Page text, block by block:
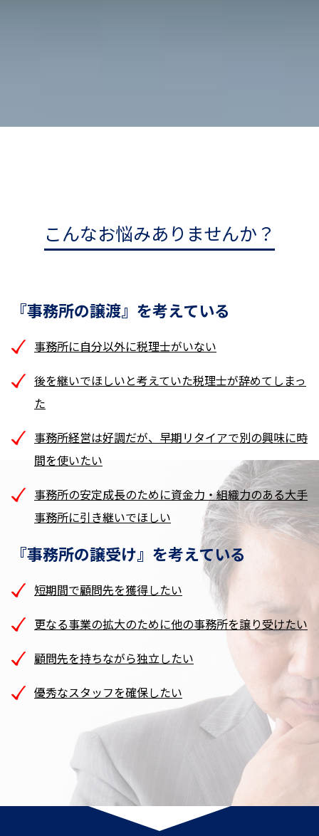
こんなお悩みありませんか？
『事務所の譲渡』を考えている
事務所に自分以外に税理士がいない
後を継いでほしいと考えていた税理士が辞めてしまっ
た
事務所経営は好調だが、早期リタイアで別の興味に時
間を使いたい
事務所の安定成長のために資金力・組織力のある大手
事務所に引き継いでほしい
『事務所の譲受け』を考えている
短期間で顧問先を獲得したい
更なる事業の拡大のために他の事務所を譲り受けたい
顧問先を持ちながら独立したい
優秀なスタッフを確保したい